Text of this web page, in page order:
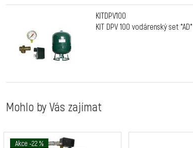
KITDPV100
KIT DPV 100 vodárenský set *AD*
Mohlo by Vás zajímat
Akce -22 %